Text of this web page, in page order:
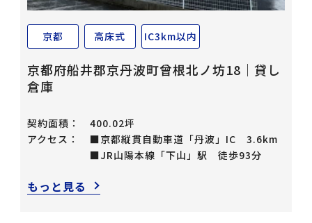
京都 高床式 IC3km以内
京都府船井郡京丹波町曾根北ノ坊18｜貸し
倉庫
契約面積：
400.02坪
アクセス：
■京都縦貫自動車道「丹波」IC 3.6km
■JR山陽本線「下山」駅 徒歩93分
もっと見る